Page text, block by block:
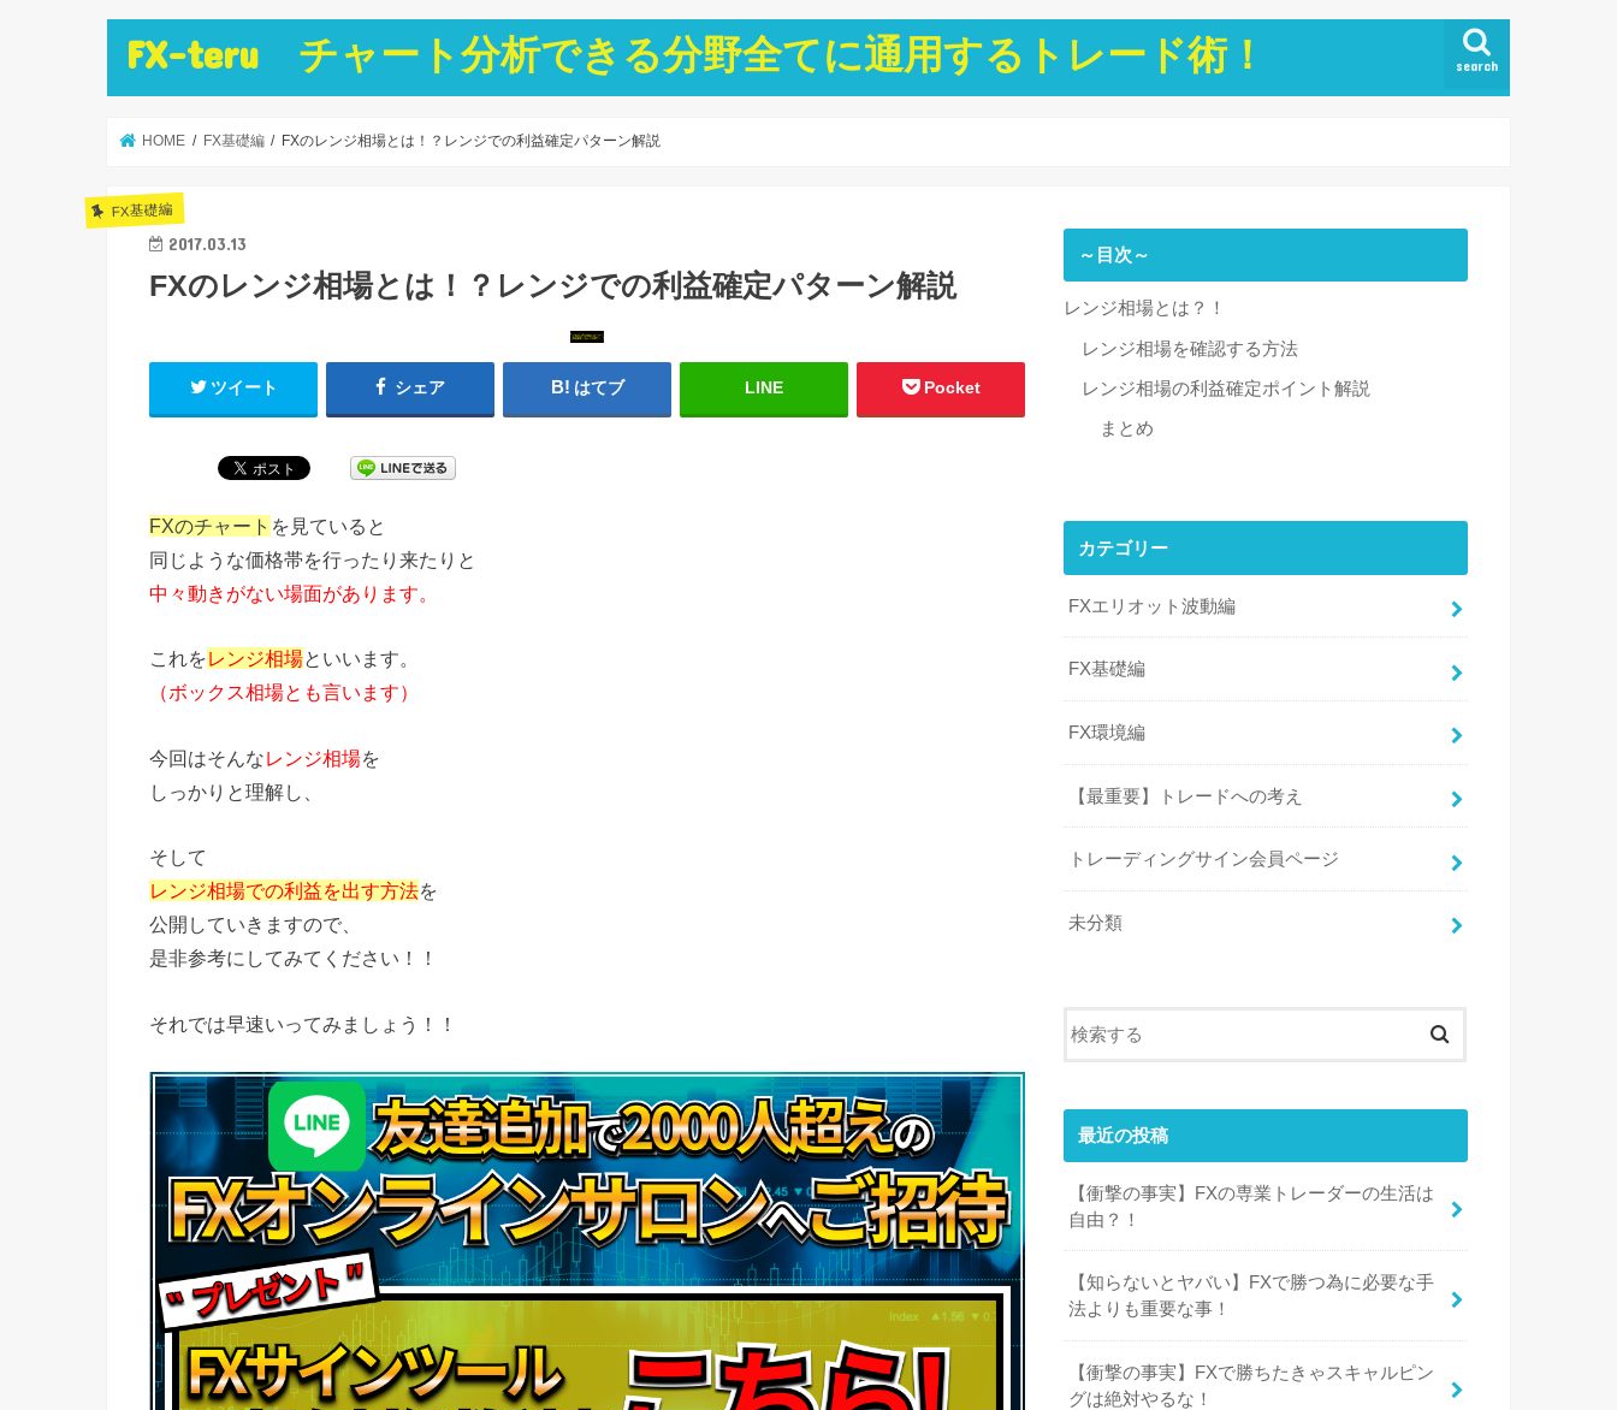
FX-teru チャート分析できる分野全てに通用するトレード術！ search
HOME FX基礎編 FXのレンジ相場とは！？レンジでの利益確定パターン解説
FX基礎編
2017.03.13
FXのレンジ相場とは！？レンジでの利益確定パターン解説
ツイート シェア はてブ LINE Pocket
FXのチャート を見ていると
同じような価格帯を行ったり来たりと
中々動きがない場面があります。
これをレンジ相場といいます。
（ボックス相場とも言います）
今回はそんなレンジ相場を
しっかりと理解し、
そして
レンジ相場での利益を出す方法を
公開していきますので、
是非参考にしてみてください！！
それでは早速いってみましょう！！
～目次～
レンジ相場とは？！
レンジ相場を確認する方法
レンジ相場の利益確定ポイント解説
まとめ
カテゴリー
FXエリオット波動編
FX基礎編
FX環境編
【最重要】トレードへの考え
トレーディングサイン会員ページ
未分類
最近の投稿
【衝撃の事実】FXの専業トレーダーの生活は
自由？！
【知らないとヤバい】FXで勝つ為に必要な手
法よりも重要な事！
【衝撃の事実】FXで勝ちたきゃスキャルピン
グは絶対やるな！